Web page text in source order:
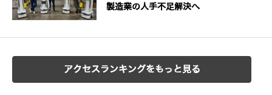
製造業の人手不足解決へ
アクセスランキングをもっと見る